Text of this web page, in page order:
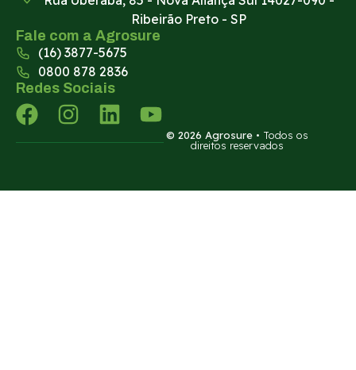
Ribeirão Preto - SP
Fale com a Agrosure
(16) 3877-5675
0800 878 2836
Redes Sociais
© 2026 Agrosure • Todos os
direitos reservados